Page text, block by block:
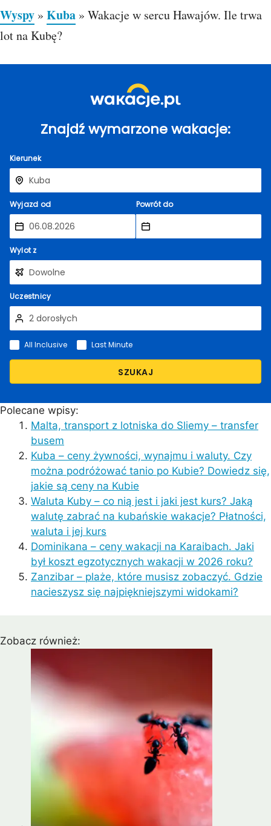
Wyspy » Kuba » Wakacje w sercu Hawajów. Ile trwa
lot na Kubę?
Znajdź wymarzone wakacje:
Kierunek
Wyjazd od Powrót do
Wylot z
Uczestnicy
SZUKAJ
All Inclusive Last Minute
Polecane wpisy:
Malta, transport z lotniska do Sliemy – transfer
busem
Kuba – ceny żywności, wynajmu i waluty. Czy
można podróżować tanio po Kubie? Dowiedz się,
jakie są ceny na Kubie
Waluta Kuby – co nią jest i jaki jest kurs? Jaką
walutę zabrać na kubańskie wakacje? Płatności,
waluta i jej kurs
Dominikana – ceny wakacji na Karaibach. Jaki
był koszt egzotycznych wakacji w 2026 roku?
Zanzibar – plaże, które musisz zobaczyć. Gdzie
nacieszysz się najpiękniejszymi widokami?
Zobacz również: